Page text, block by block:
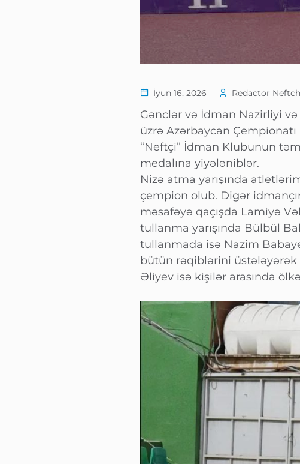
İyun 16, 2026 Redactor
Gənclər və İdman Nazirliyi və
üzrə Azərbaycan
“Neftçi” İdman Klubunun
medalına yiyələniblər.
Nizə atma yarışında
çempion olub. Digər
məsafəyə qaçışda Lamiyə
tullanma yarışında Bülbül
tullanmada isə Nazim
bütün rəqiblərini üstələyərək
Əliyev isə kişilər arasında